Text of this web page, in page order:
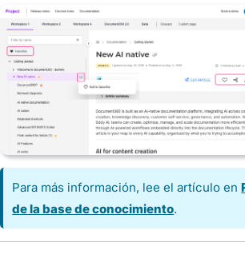
Para más información, lee el artículo en
de la base de conocimiento.